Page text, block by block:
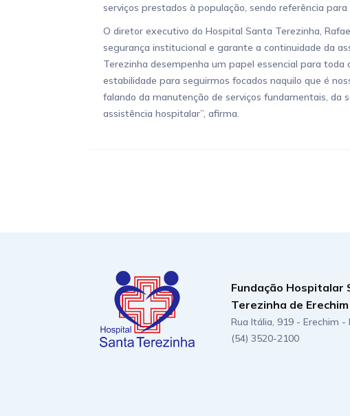
serviços prestados à população, sendo referência
O diretor executivo do Hospital Santa Terezinha,
segurança institucional e garante a continuidade da
Terezinha desempenha um papel essencial para
estabilidade para seguirmos focados naquilo que é
falando da manutenção de serviços fundamentais, da
assistência hospitalar”, afirma.
Fundação Hospitalar
Terezinha de Erechim
Rua Itália, 919 - Erechim -
(54) 3520-2100